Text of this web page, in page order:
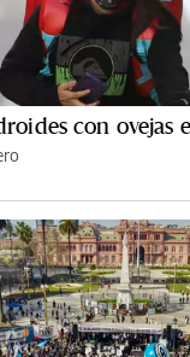
con ovejas